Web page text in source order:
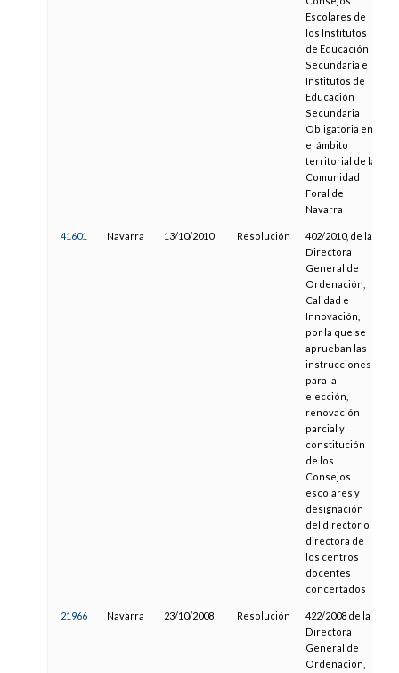
Escolares de
los Institutos
de Educación
Secundaria e
Institutos de
Educación
Secundaria
Obligatoria en
el ámbito
territorial de la
Comunidad
Foral de
Navarra
41601 Navarra 13/10/2010 Resolución
402/2010, de la
Directora
General de
Ordenación,
Calidad e
Innovación,
por la que se
aprueban las
instrucciones
para la
elección,
renovación
parcial y
constitución
de los
Consejos
escolares y
designación
del director o
directora de
los centros
docentes
concertados
21966 Navarra 23/10/2008 Resolución
422/2008 de la
Directora
General de
Ordenación,